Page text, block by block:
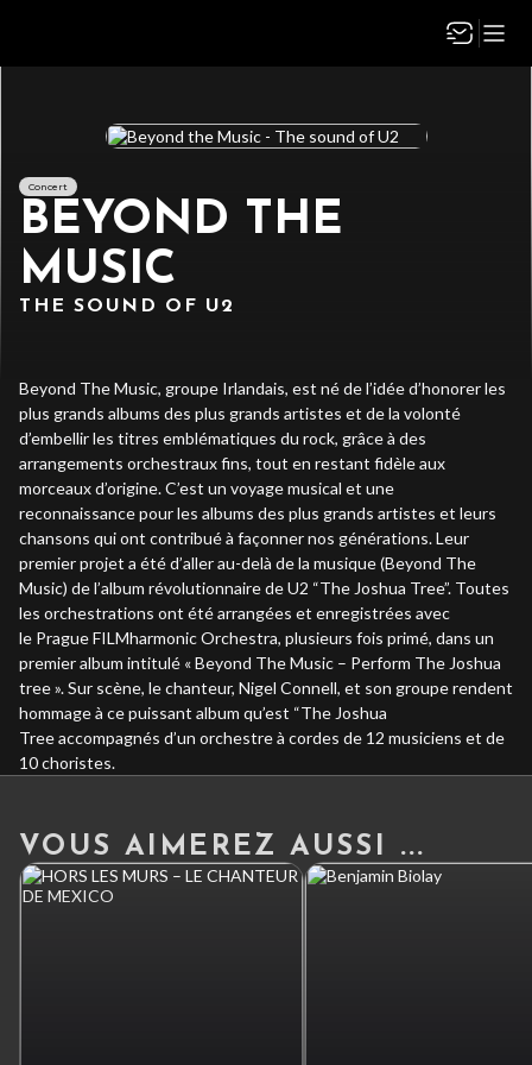
Concert
BEYOND THE
MUSIC
THE SOUND OF U2
Beyond The Music, groupe Irlandais, est né de l’idée d’honorer les
plus grands albums des plus grands artistes et de la volonté
d’embellir les titres emblématiques du rock, grâce à des
arrangements orchestraux fins, tout en restant fidèle aux
morceaux d’origine. C’est un voyage musical et une
reconnaissance pour les albums des plus grands artistes et leurs
chansons qui ont contribué à façonner nos générations. Leur
premier projet a été d’aller au-delà de la musique (Beyond The
Music) de l’album révolutionnaire de U2 “The Joshua Tree”. Toutes
les orchestrations ont été arrangées et enregistrées avec
le Prague FILMharmonic Orchestra, plusieurs fois primé, dans un
premier album intitulé « Beyond The Music – Perform The Joshua
tree ». Sur scène, le chanteur, Nigel Connell, et son groupe rendent
hommage à ce puissant album qu’est “The Joshua
Tree accompagnés d’un orchestre à cordes de 12 musiciens et de
10 choristes.
VOUS AIMEREZ AUSSI ...